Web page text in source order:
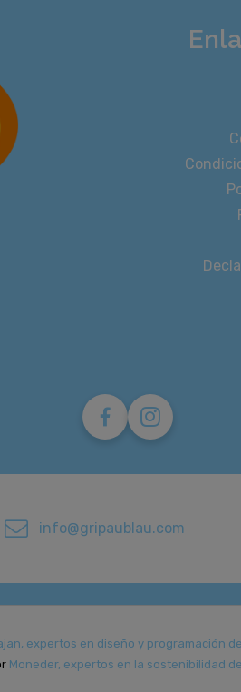
info@gripaublau.com
expertos en diseño y programación
Moneder, expertos en la sostenibilidad